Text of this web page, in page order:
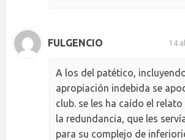
FULGENCIO 14
A los del patético,
apropiación indebida se
club. se les ha caído el
la redundancia, que les
para su complejo de